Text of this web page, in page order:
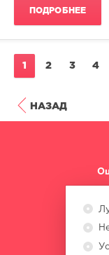
ПОДРОБНЕЕ
1 2 3 4
НАЗАД